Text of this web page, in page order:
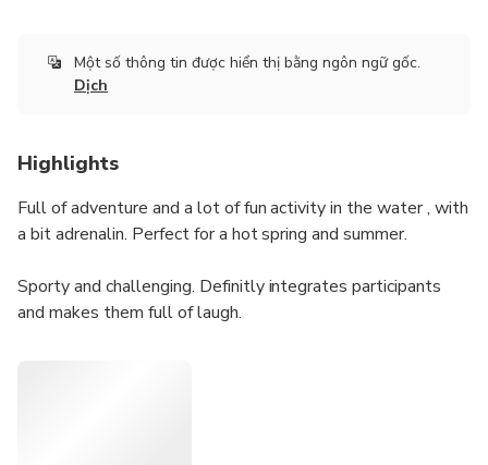
Một số thông tin được hiển thị bằng ngôn ngữ gốc.
Dịch
Highlights
Full of adventure and a lot of fun activity in the water , with
a bit adrenalin. Perfect for a hot spring and summer.
Sporty and challenging. Definitly integrates participants
and makes them full of laugh.